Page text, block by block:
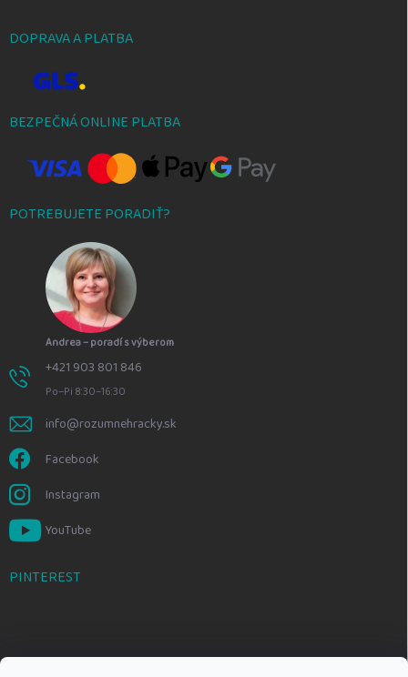
DOPRAVA A PLATBA
BEZPEČNÁ ONLINE PLATBA
POTREBUJETE PORADIŤ?
Andrea – poradí s výberom
+421 903 801 846
Po–Pi 8:30–16:30
info@rozumnehracky.sk
Facebook
Instagram
YouTube
PINTEREST